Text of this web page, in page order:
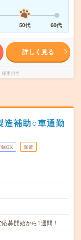
50代 60代
詳しく見る
用担当
造補助○車通勤
録OK 派遣
募開始から1週間！